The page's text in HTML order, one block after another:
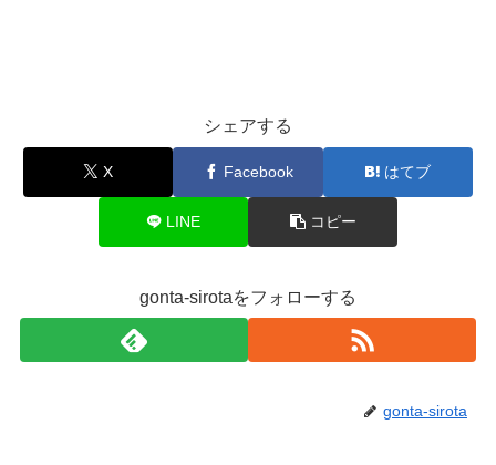
シェアする
X Facebook はてブ
LINE コピー
gonta-sirotaをフォローする
gonta-sirota